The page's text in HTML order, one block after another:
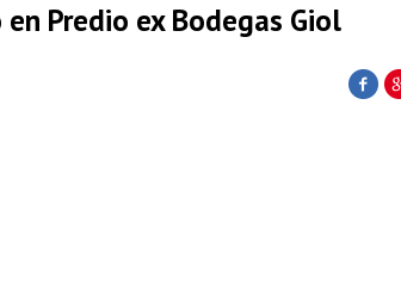
en Predio ex Bodegas Giol